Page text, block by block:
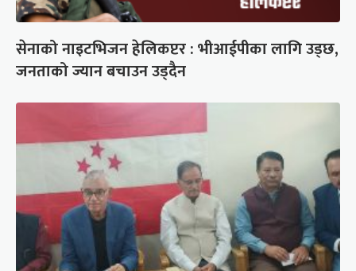
सेनाको नाइटभिजन हेलिकप्टर : भीआईपीका लागि उड्छ,
जनताको ज्यान बचाउन उड्दैन